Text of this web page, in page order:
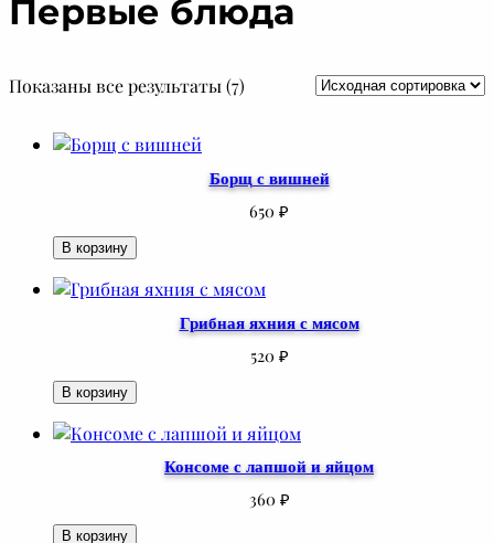
Первые блюда
Показаны все результаты (7)
Борщ с вишней
650 ₽
В корзину
Грибная яхния с мясом
520 ₽
В корзину
Консоме с лапшой и яйцом
360 ₽
В корзину